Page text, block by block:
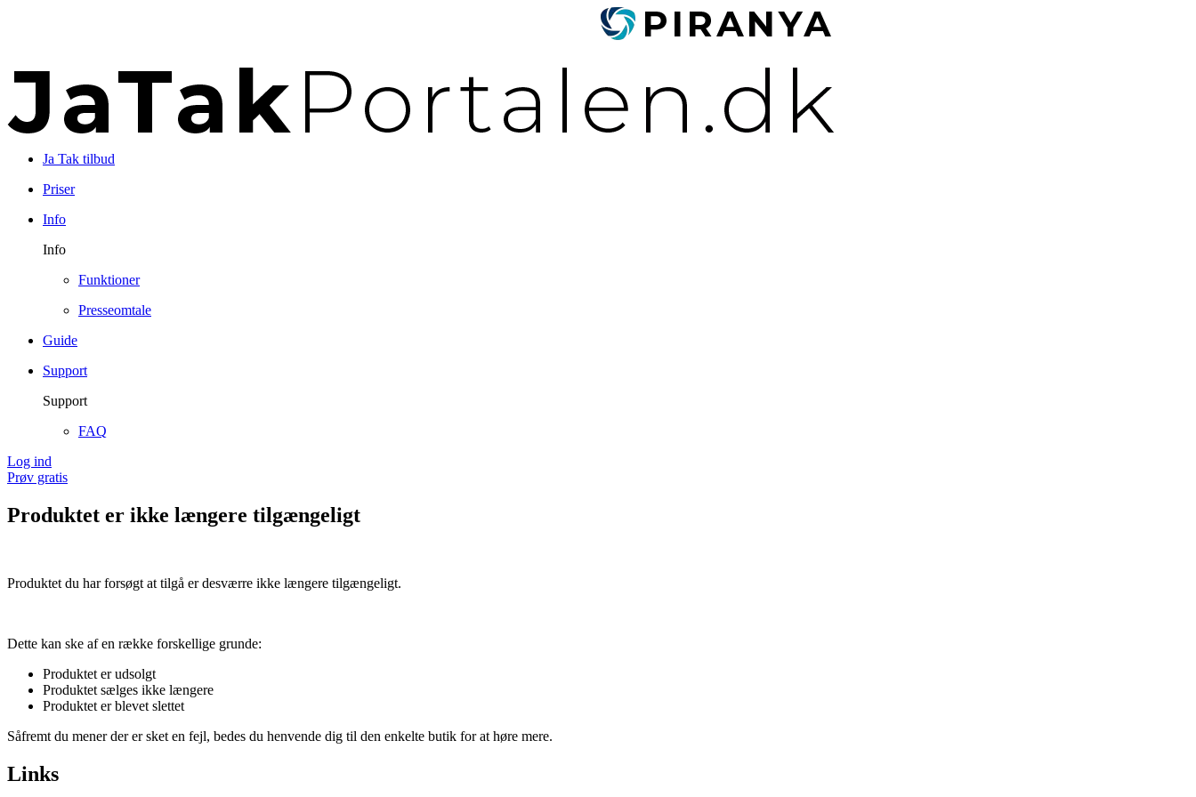
Ja Tak tilbud
Priser
Info
Info
Funktioner
Presseomtale
Guide
Support
Support
FAQ
Log ind
Prøv gratis
Produktet er ikke længere tilgængeligt
Produktet du har forsøgt at tilgå er desværre ikke længere tilgængeligt.
Dette kan ske af en række forskellige grunde:
Produktet er udsolgt
Produktet sælges ikke længere
Produktet er blevet slettet
Såfremt du mener der er sket en fejl, bedes du henvende dig til den enkelte butik for at høre mere.
Links